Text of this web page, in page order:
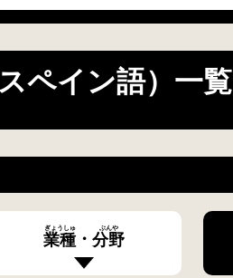
ペイン語）一覧
業種
ぎょうしゅ
・ 分野
ぶんや